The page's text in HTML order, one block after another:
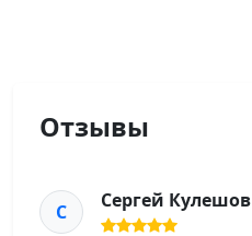
Отзывы
С Сергей Кулешов